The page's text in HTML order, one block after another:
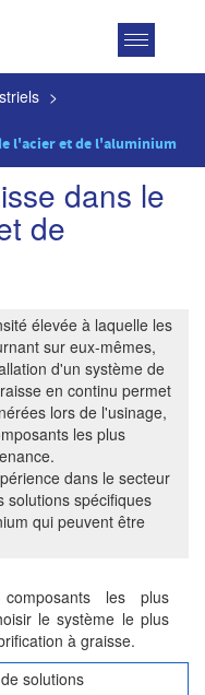
Toggle
>
l'acier et de l'aluminium
dans le
de
élevée à laquelle les
sur eux-mêmes,
d'un système de
en continu permet
lors de l'usinage,
les plus
dans le secteur
solutions spécifiques
qui peuvent être
les plus
le système le plus
à graisse.
solutions